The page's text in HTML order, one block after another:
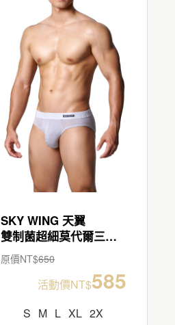
SKY WING 天翼
雙制菌超細莫代爾三角褲
原價NT$650
活動價NT$585
S M L XL 2X